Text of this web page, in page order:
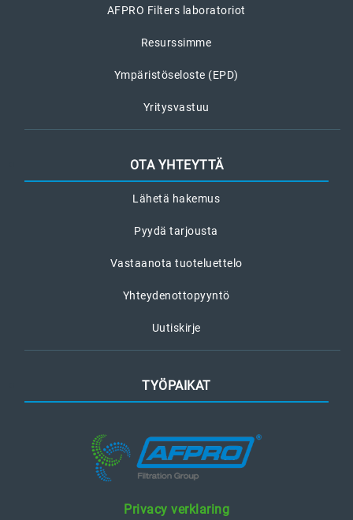
AFPRO Filters laboratoriot
Resurssimme
Ympäristöseloste (EPD)
Yritysvastuu
OTA YHTEYTTÄ
Lähetä hakemus
Pyydä tarjousta
Vastaanota tuoteluettelo
Yhteydenottopyyntö
Uutiskirje
TYÖPAIKAT
Privacy verklaring